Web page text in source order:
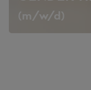
(m/w/d)